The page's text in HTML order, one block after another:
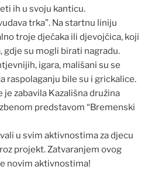
ih u svoju kanticu.
trka”. Na startnu liniju
troje dječaka ili djevojčica, koji
gdje su mogli birati nagradu.
igara, mališani su se
raspolaganju bile su i grickalice.
je zabavila Kazališna družina
predstavom “Bremenski
u svim aktivnostima za djecu
projekt. Zatvaranjem ovog
novim aktivnostima!